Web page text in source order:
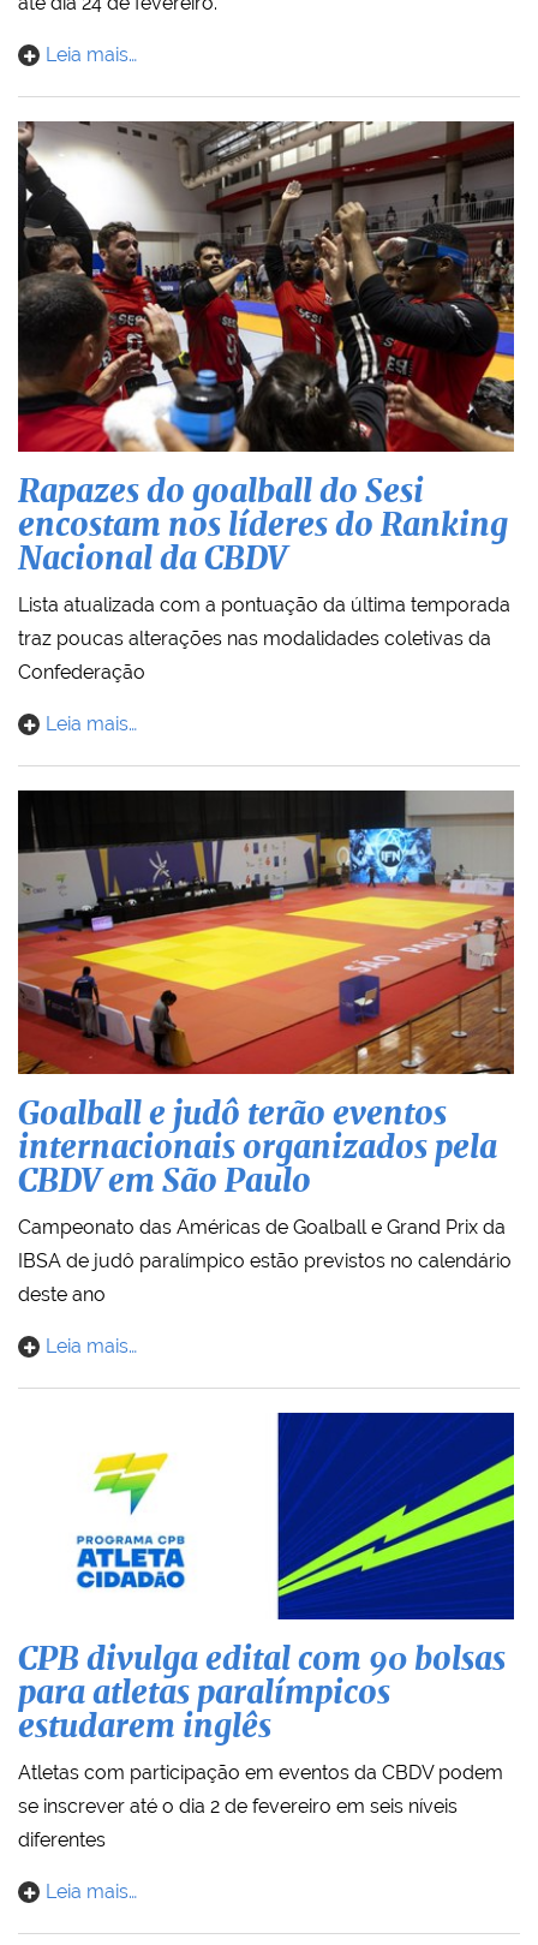
Leia mais…
Rapazes do goalball do Sesi
encostam nos líderes do Ranking
Nacional da CBDV
Lista atualizada com a pontuação da última temporada
traz poucas alterações nas modalidades coletivas da
Confederação
Leia mais…
Goalball e judô terão eventos
internacionais organizados pela
CBDV em São Paulo
Campeonato das Américas de Goalball e Grand Prix da
IBSA de judô paralímpico estão previstos no calendário
deste ano
Leia mais…
CPB divulga edital com 90 bolsas
para atletas paralímpicos
estudarem inglês
Atletas com participação em eventos da CBDV podem
se inscrever até o dia 2 de fevereiro em seis níveis
diferentes
Leia mais…